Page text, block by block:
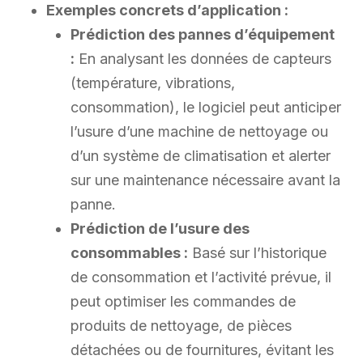
Exemples concrets d’application :
Prédiction des pannes d’équipement
: En analysant les données de capteurs
(température, vibrations,
consommation), le logiciel peut anticiper
l’usure d’une machine de nettoyage ou
d’un système de climatisation et alerter
sur une maintenance nécessaire avant la
panne.
Prédiction de l’usure des
consommables : Basé sur l’historique
de consommation et l’activité prévue, il
peut optimiser les commandes de
produits de nettoyage, de pièces
détachées ou de fournitures, évitant les